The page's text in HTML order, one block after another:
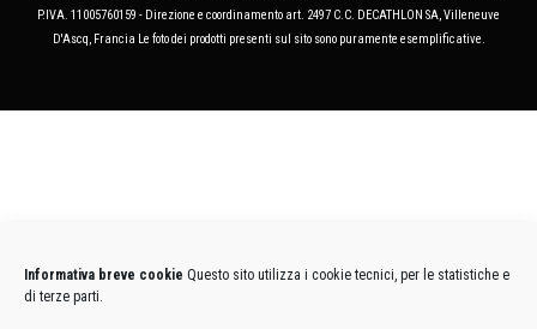
Informativa breve cookie Questo sito utilizza i cookie tecnici, per le statistiche e
di terze parti.
P.IVA. 11005760159 - Direzione e coordinamento art. 2497 C.C. DECATHLON SA, Villeneuve
D'Ascq, Francia Le foto dei prodotti presenti sul sito sono puramente esemplificative.